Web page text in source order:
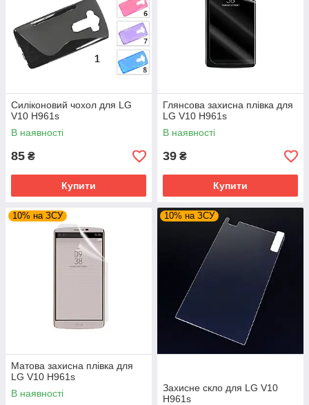
Силіконовий чохол для LG
V10 H961s
В наявності
85 ₴
Купити
Глянсова захисна плівка для
LG V10 H961s
В наявності
39 ₴
Купити
10% на ЗСУ
Матова захисна плівка для
LG V10 H961s
В наявності
10% на ЗСУ
Захисне скло для LG V10
H961s